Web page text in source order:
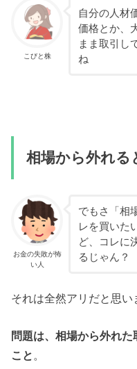
こびと株
自分の人材
価格とか、
まま取引し
ね
相場から外れる
お金の失敗が怖
い人
でもさ「相
レを買いた
ど、コレに
るじゃん？
それは全然アリだと思い
問題は、相場から外れ
こと 。